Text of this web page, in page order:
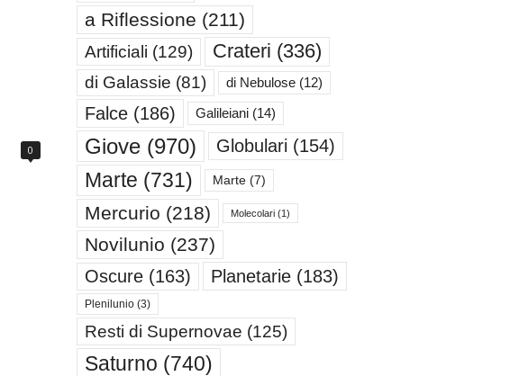
0
a Riflessione (211)
Artificiali (129) Crateri (336)
di Galassie (81) di Nebulose(12)
Falce(186) Galileiani(14)
Giove(970) Globulari (154)
Marte (731) Marte(7)
Mercurio (218) Molecolari(1)
Novilunio (237)
Oscure(163) Planetarie(183)
Plenilunio(3)
Resti di Supernovae (125)
Saturno (740)